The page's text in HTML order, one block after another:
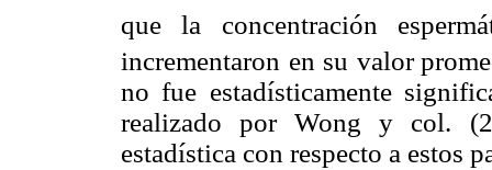
que la concentración
incrementaron en su valor
no fue estadísticamente
realizado por Wong y col.
estadística con respecto a estos